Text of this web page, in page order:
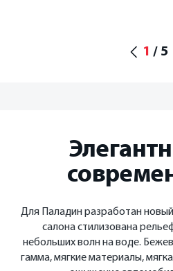
1 / 5
Для Паладин разработан
салона стилизована
небольших волн на воде.
гамма, мягкие материалы,